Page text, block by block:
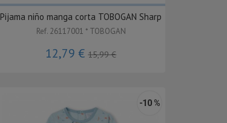
Pijama niño manga corta TOBOGAN Sharp
Ref. 26117001 * TOBOGAN
12,79 €15,99 €
-10 %